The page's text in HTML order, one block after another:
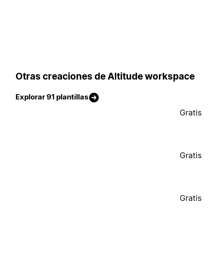
Otras creaciones de Altitude workspace
Explorar 91 plantillas
Gratis
Gratis
Gratis